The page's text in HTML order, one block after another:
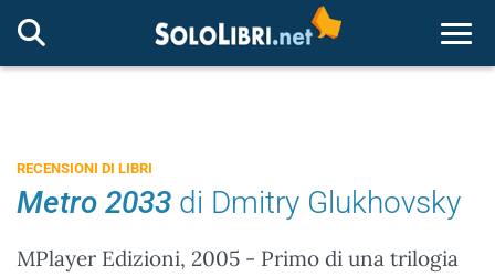
RECENSIONI DI LIBRI
Metro 2033 di Dmitry Glukhovsky
MPlayer Edizioni, 2005 - Primo di una trilogia